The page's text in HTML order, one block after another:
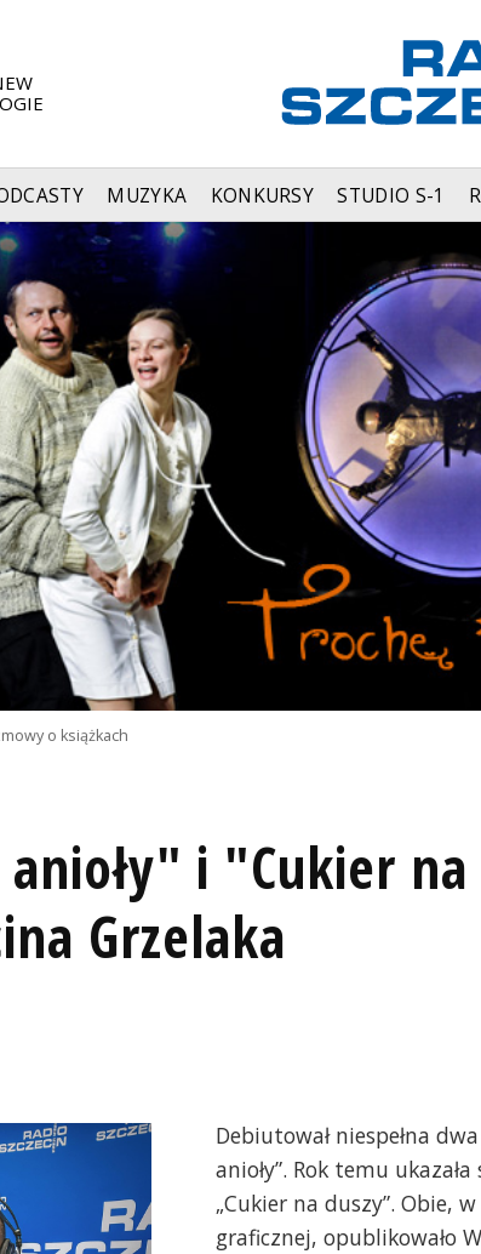
MUZYKA KONKURSY STUDIO S-1
o książkach
anioły" i "Cukier na
Grzelaka
Debiutował niespełna
anioły”. Rok temu
„Cukier na duszy”. Obie,
graficznej, opublikowało